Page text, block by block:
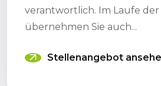
verantwortlich. Im Laufe der
übernehmen Sie auch...
Stellenangebot